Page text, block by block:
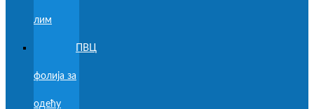
лим
ПВЦ
фолија за
одећу